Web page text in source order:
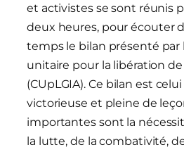
et activistes se sont réunis
deux heures, pour écouter
temps le bilan présenté par
unitaire pour la libération
(CUpLGIA). Ce bilan est
victorieuse et pleine de
importantes sont la
la lutte, de la combativité,